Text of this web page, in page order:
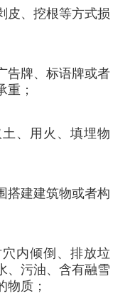
皮、挖根等方式损
告牌、标语牌或者
重；
土、用火、填埋物
搭建建筑物或者构
穴内倾倒、排放垃
、污油、含有融雪
物质；